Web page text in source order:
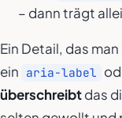
– dann trägt
Ein Detail, das
ein aria-label
überschreibtdas